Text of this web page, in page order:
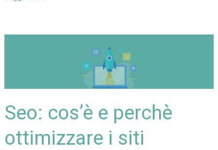
Seo: cos’è e perchè
ottimizzare i siti